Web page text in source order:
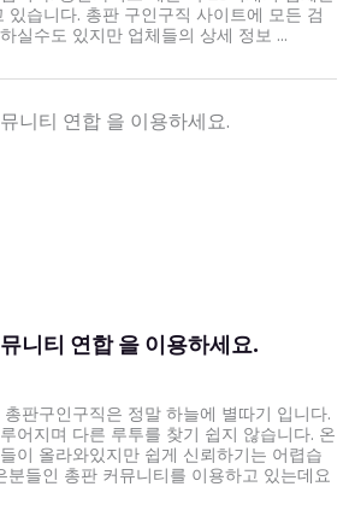
있습니다. 총판 구인구직 사이트에 모든 검
실수도 있지만 업체들의 상세 정보 ...
니티 연합 을 이용하세요.
판구인구직은 정말 하늘에 별따기 입니다.
어지며 다른 루투를 찾기 쉽지 않습니다. 온
이 올라와있지만 쉽게 신뢰하기는 어렵습
분들인 총판 커뮤니티를 이용하고 있는데요